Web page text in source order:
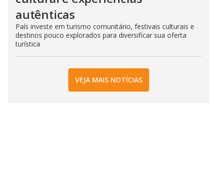
autênticas
País investe em turismo comunitário, festivais culturais e
destinos pouco explorados para diversificar sua oferta
turística
VEJA MAIS NOTÍCIAS